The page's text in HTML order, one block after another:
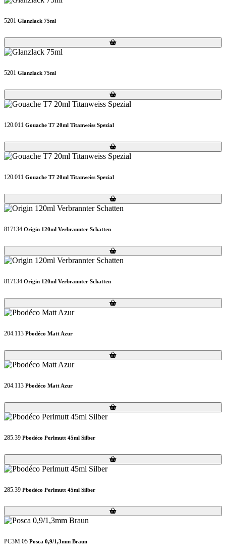
5201 Glanzlack 75ml
Loading...
Loading...
5201 Glanzlack 75ml
Loading...
Loading...
120.011 Gouache T7 20ml Titanweiss Spezial
Loading...
Loading...
120.011 Gouache T7 20ml Titanweiss Spezial
Loading...
Loading...
817134 Origin 120ml Verbrannter Schatten
Loading...
Loading...
817134 Origin 120ml Verbrannter Schatten
Loading...
Loading...
204.113 Pbodéco Matt Azur
Loading...
Loading...
204.113 Pbodéco Matt Azur
Loading...
Loading...
285.39 Pbodéco Perlmutt 45ml Silber
Loading...
Loading...
285.39 Pbodéco Perlmutt 45ml Silber
Loading...
Loading...
PC3M.05 Posca 0,9/1,3mm Braun